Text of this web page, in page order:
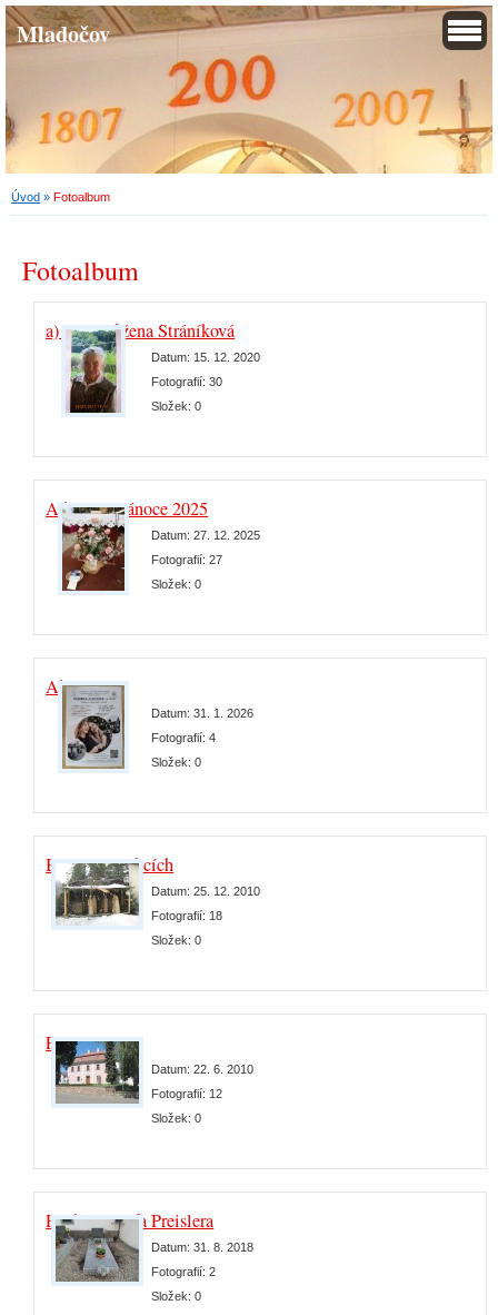
Mladočov
Úvod » Fotoalbum
Fotoalbum
a) Paní Růžena Stráníková
Datum: 15. 12. 2020
Fotografií:30
Složek:0
Advent a Vánoce 2025
Datum:27. 12. 2025
Fotografií:27
Složek:0
Aktuality
Datum:31. 1. 2026
Fotografií:4
Složek:0
Betlémy v obcích
Datum:25. 12. 2010
Fotografií: 18
Složek:0
Fara
Datum:22. 6. 2010
Fotografií: 12
Složek:0
Hrob P. Josefa Preislera
Datum:31. 8. 2018
Fotografií:2
Složek:0